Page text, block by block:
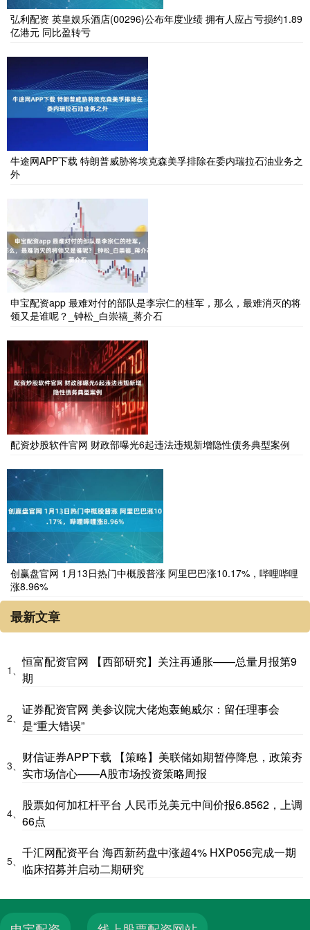
弘利配资 英皇娱乐酒店(00296)公布年度业绩 拥有人应占亏损约1.89
亿港元 同比盈转亏
牛途网APP下载 特朗普威胁将埃克森美孚排除在委内瑞拉石油业务之
外
申宝配资app 最难对付的部队是李宗仁的桂军，那么，最难消灭的将
领又是谁呢？_钟松_白崇禧_蒋介石
配资炒股软件官网 财政部曝光6起违法违规新增隐性债务典型案例
创赢盘官网 1月13日热门中概股普涨 阿里巴巴涨10.17%，哔哩哔哩
涨8.96%
最新文章
1、
恒富配资官网 【西部研究】关注再通胀——总量月报第9
期
2、
证券配资官网 美参议院大佬炮轰鲍威尔：留任理事会
是“重大错误”
3、
财信证券APP下载 【策略】美联储如期暂停降息，政策夯
实市场信心——A股市场投资策略周报
4、
股票如何加杠杆平台 人民币兑美元中间价报6.8562，上调
66点
5、
千汇网配资平台 海西新药盘中涨超4% HXP056完成一期
临床招募并启动二期研究